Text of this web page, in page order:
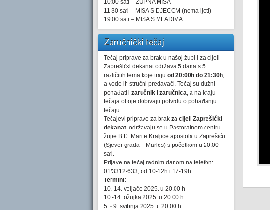
10:00 sati – ŽUPNA MISA
11:30 sati – MISA S DJECOM (nema ljeti)
19:00 sati – MISA S MLADIMA
Zaručnički tečaj
Tečaj priprave za brak u našoj župi i za cijeli
Zaprešićki dekanat održava 5 dana s 5
različitih tema koje traju od 20:00h do 21:30h,
a vode ih stručni predavači. Tečaj su dužni
pohađati i zaručnik i zaručnica, a na kraju
tečaja oboje dobivaju potvrdu o pohađanju
tečaju.
Tečajevi priprave za brak za cijeli Zaprešićki
dekanat, održavaju se u Pastoralnom centru
župe B.D. Marije Kraljice apostola u Zaprešiću
(Sjever grada – Marles) s početkom u 20:00
sati.
Prijave na tečaj radnim danom na telefon:
01/3312-633, od 10-12h i 17-19h.
Termini:
10.-14. veljače 2025. u 20.00 h
10.-14. ožujka 2025. u 20.00 h
5. - 9. svibnja 2025. u 20.00 h